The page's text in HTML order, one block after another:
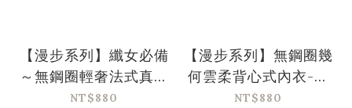
【漫步系列】纖女必備
～無鋼圈輕奢法式真絲
三角杯內衣-膚色
NT$880
【漫步系列】無鋼圈幾
何雲柔背心式內衣-高
級灰色(32/70-
NT$880